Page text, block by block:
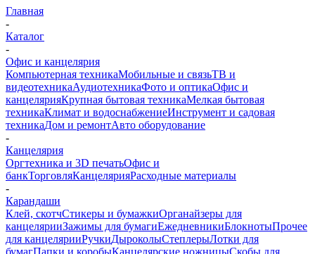
Главная
-
Каталог
-
Офис и канцелярия
Компьютерная техникаМобильные и связьТВ и
видеотехникаАудиотехникаФото и оптикаОфис и
канцелярияКрупная бытовая техникаМелкая бытовая
техникаКлимат и водоснабжениеИнструмент и садовая
техникаДом и ремонтАвто оборудование
-
Канцелярия
Оргтехника и 3D печатьОфис и
банкТорговляКанцелярияРасходные материалы
-
Карандаши
Клей, скотчСтикеры и бумажкиОрганайзеры для
канцелярииЗажимы для бумагиЕжедневникиБлокнотыПрочее
для канцелярииРучкиДыроколыСтеплерыЛотки для
бумагПапки и коробыКанцелярские ножницыСкобы для